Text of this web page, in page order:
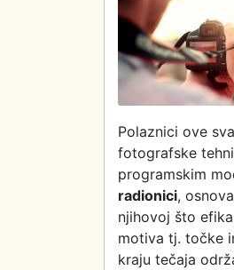
Polaznici ove
fotografske
programskim
radionici,
njihovoj što
motiva tj. točke
kraju tečaja